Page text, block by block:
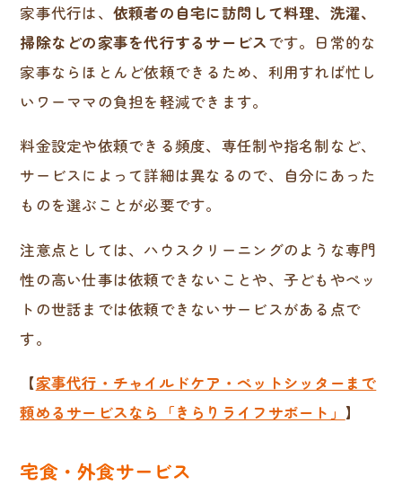
家事代行は、 依頼者の自宅に訪問して料理、洗濯、
掃除などの家事を代行するサービスです。日常的な
家事ならほとんど依頼できるため、利用すれば忙し
いワーママの負担を軽減できます。
料金設定や依頼できる頻度、専任制や指名制など、
サービスによって詳細は異なるので、自分にあった
ものを選ぶことが必要です。
注意点としては、ハウスクリーニングのような専門
性の高い仕事は依頼できないことや、子どもやペッ
トの世話までは依頼できないサービスがある点で
す。
【家事代行・チャイルドケア・ペットシッターまで
頼めるサービスなら「きらりライフサポート」 】
宅食・外食サービス